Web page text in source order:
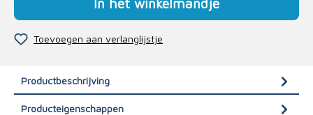
Toevoegen aan verlanglijstje
Productbeschrijving
Producteigenschappen